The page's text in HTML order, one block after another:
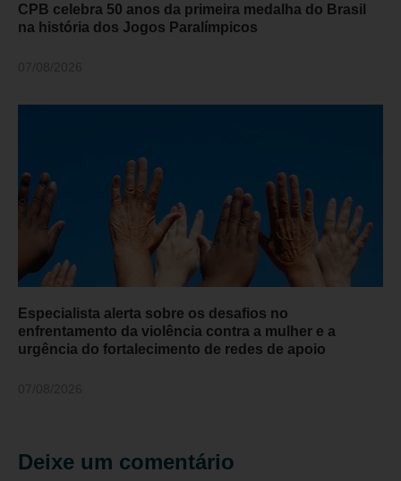
CPB celebra 50 anos da primeira medalha do Brasil
na história dos Jogos Paralímpicos
Especialista alerta sobre os desafios no
enfrentamento da violência contra a mulher e a
urgência do fortalecimento de redes de apoio
Deixe um comentário